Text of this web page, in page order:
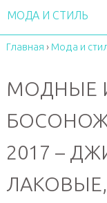
МОДА И СТИЛЬ
Главная › Мода и
МОДНЫЕ
2017 –